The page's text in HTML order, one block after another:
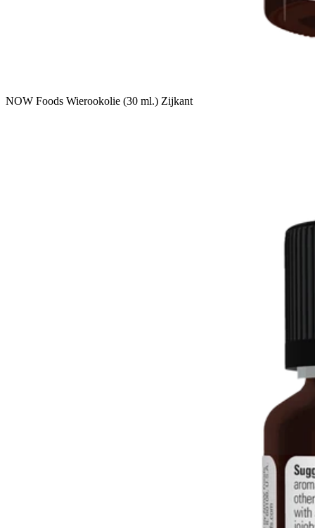
NOW Foods Wierookolie (30 ml.) Zijkant